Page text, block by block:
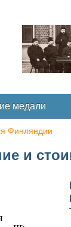
медали
Финляндии
и